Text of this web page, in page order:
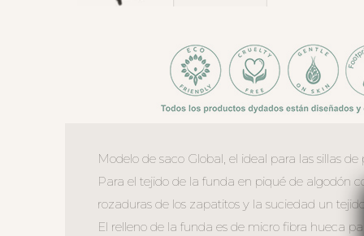
Modelo de saco Global, el ideal para las sillas
Para el tejido de la funda en piqué de algodón
rozaduras de los zapatitos y la suciedad un
El relleno de la funda es de micro fibra hueca